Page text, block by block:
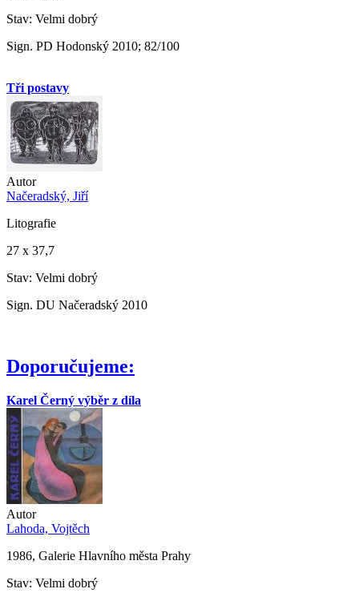
Stav: Velmi dobrý
Sign. PD Hodonský 2010; 82/100
Tři postavy
Autor
Načeradský, Jiří
Litografie
27 x 37,7
Stav: Velmi dobrý
Sign. DU Načeradský 2010
Doporučujeme:
Karel Černý výběr z díla
Autor
Lahoda, Vojtěch
1986, Galerie Hlavního města Prahy
Stav: Velmi dobrý